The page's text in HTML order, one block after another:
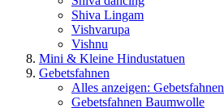
Shiva Lingam
Vishvarupa
Vishnu
Mini & Kleine Hindustatuen
Gebetsfahnen
Alles anzeigen: Gebetsfahnen
Gebetsfahnen Baumwolle